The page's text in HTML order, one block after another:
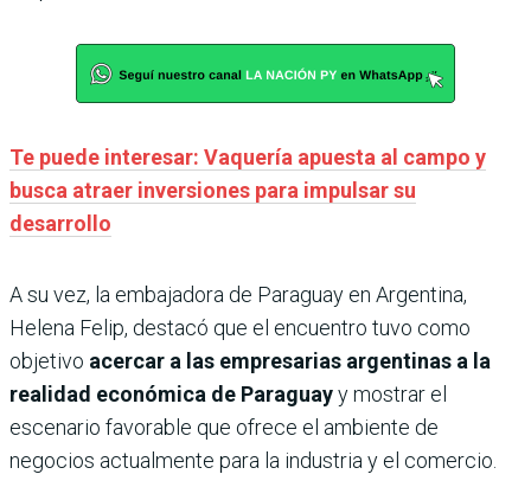
Te puede interesar: Vaquería apuesta al campo y
busca atraer inversiones para impulsar su
desarrollo
A su vez, la embajadora de Paraguay en Argentina,
Helena Felip, destacó que el encuentro tuvo como
objetivo acercar a las empresarias argentinas a la
realidad económica de Paraguayy mostrar el
escenario favorable que ofrece el ambiente de
negocios actualmente para la industria y el comercio.